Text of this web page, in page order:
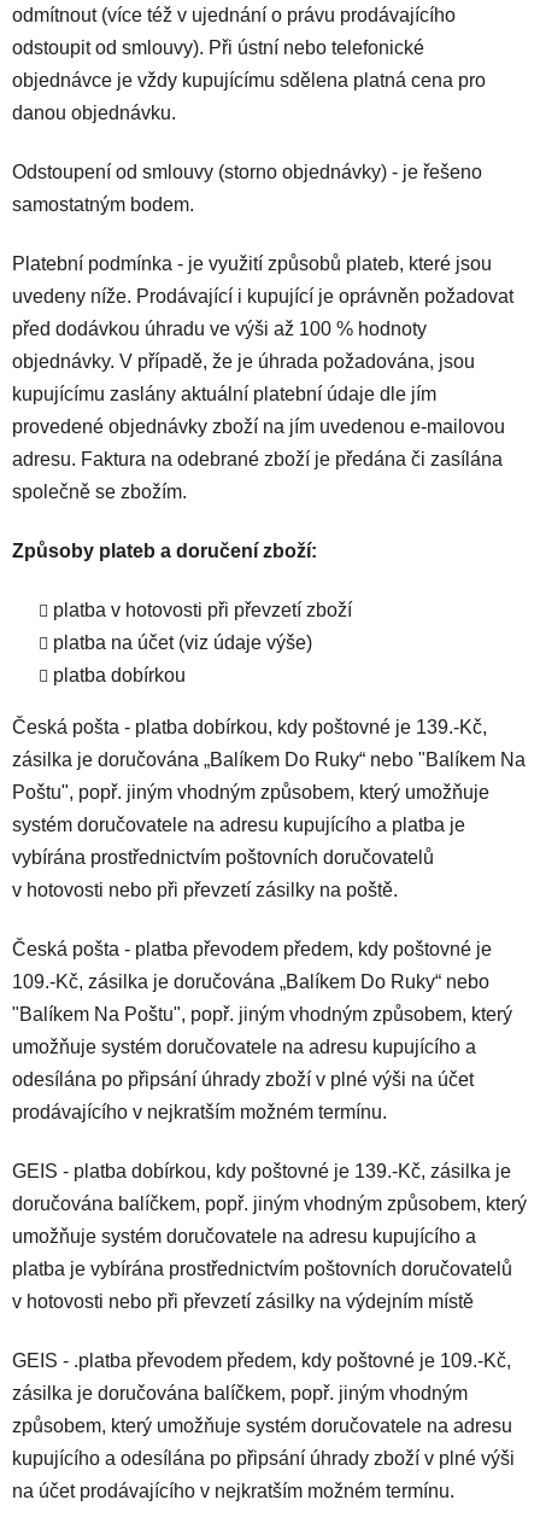
odmítnout (více též v ujednání o právu prodávajícího
odstoupit od smlouvy). Při ústní nebo telefonické
objednávce je vždy kupujícímu sdělena platná cena pro
danou objednávku.
Odstoupení od smlouvy (storno objednávky) - je řešeno
samostatným bodem.
Platební podmínka - je využití způsobů plateb, které jsou
uvedeny níže. Prodávající i kupující je oprávněn požadovat
před dodávkou úhradu ve výši až 100 % hodnoty
objednávky. V případě, že je úhrada požadována, jsou
kupujícímu zaslány aktuální platební údaje dle jím
provedené objednávky zboží na jím uvedenou e-mailovou
adresu. Faktura na odebrané zboží je předána či zasílána
společně se zbožím.
Způsoby plateb a doručení zboží:
platba v hotovosti při převzetí zboží
platba na účet (viz údaje výše)
platba dobírkou
Česká pošta - platba dobírkou, kdy poštovné je 139.-Kč,
zásilka je doručována „Balíkem Do Ruky“ nebo "Balíkem Na
Poštu", popř. jiným vhodným způsobem, který umožňuje
systém doručovatele na adresu kupujícího a platba je
vybírána prostřednictvím poštovních doručovatelů
v hotovosti nebo při převzetí zásilky na poště.
Česká pošta - platba převodem předem, kdy poštovné je
109.-Kč, zásilka je doručována „Balíkem Do Ruky“ nebo
"Balíkem Na Poštu", popř. jiným vhodným způsobem, který
umožňuje systém doručovatele na adresu kupujícího a
odesílána po připsání úhrady zboží v plné výši na účet
prodávajícího v nejkratším možném termínu.
GEIS - platba dobírkou, kdy poštovné je 139.-Kč, zásilka je
doručována balíčkem, popř. jiným vhodným způsobem, který
umožňuje systém doručovatele na adresu kupujícího a
platba je vybírána prostřednictvím poštovních doručovatelů
v hotovosti nebo při převzetí zásilky na výdejním místě
GEIS - .platba převodem předem, kdy poštovné je 109.-Kč,
zásilka je doručována balíčkem, popř. jiným vhodným
způsobem, který umožňuje systém doručovatele na adresu
kupujícího a odesílána po připsání úhrady zboží v plné výši
na účet prodávajícího v nejkratším možném termínu.